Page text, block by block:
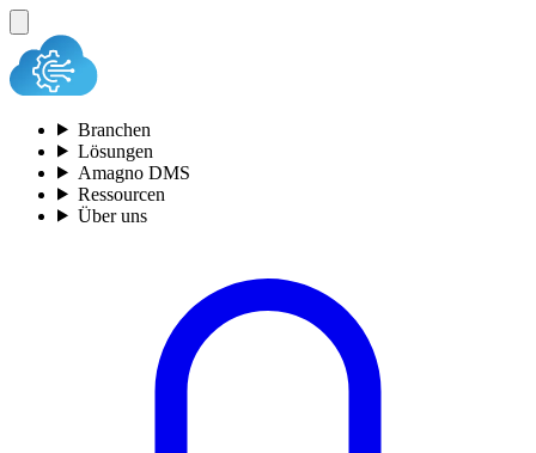
Branchen
Lösungen
Amagno DMS
Ressourcen
Über uns